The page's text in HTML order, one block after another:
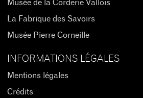
Musée de la Corderie Vallois
La Fabrique des Savoirs
Musée Pierre Corneille
INFORMATIONS LÉGALES
Mentions légales
Crédits